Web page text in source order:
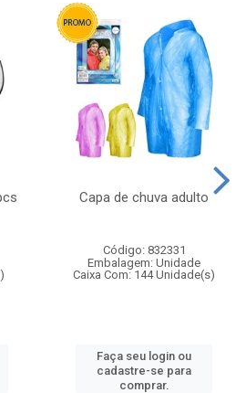
Capa de chuva adulto
Código: 832331
Embalagem: Unidade
Caixa Com: 144 Unidade(s)
Faça seu login ou
cadastre-se para
comprar.